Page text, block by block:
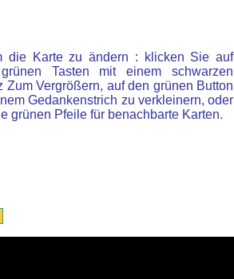
die Karte zu ändern : klicken Sie auf
Tasten mit einem schwarzen
Zum Vergrößern, auf den grünen Button
Gedankenstrich zu verkleinern, oder
grünen Pfeile für benachbarte Karten.